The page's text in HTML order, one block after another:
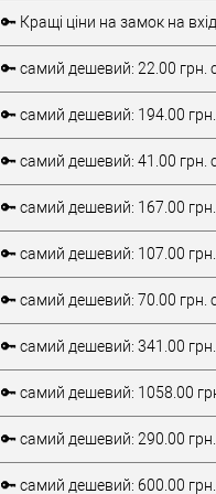
Тип товару
Врізний
дверей
/для
Країна виробник
🔑 Кращі ціни на замок на
🔑 самий дешевий: 22.00 грн.
🔑 самий дешевий: 194.00
🔑 самий дешевий: 41.00 грн.
🔑 самий дешевий: 167.00
🔑 самий дешевий: 107.00
🔑 самий дешевий: 70.00 грн.
🔑 самий дешевий: 341.00
🔑 самий дешевий: 1058.00
🔑 самий дешевий: 290.00
🔑 самий дешевий: 600.00